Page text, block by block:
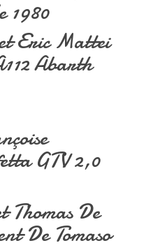
1980
Eric Mattei
Abarth
GTV 2,0
Thomas De
De Tomaso